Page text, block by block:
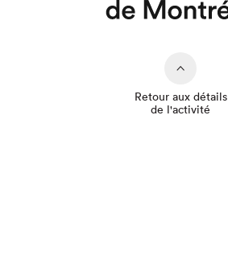
Retour aux détails
de l'activité